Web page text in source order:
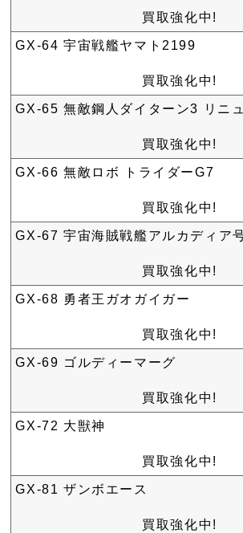
買取強化中!
GX-64 宇宙戦艦ヤマト2199
買取強化中!
GX-65 無敵鋼人ダイターン3 リニ
買取強化中!
GX-66 無敵ロボ トライダーG7
買取強化中!
GX-67 宇宙海賊戦艦アルカディア
買取強化中!
GX-68 勇者王ガオガイガー
買取強化中!
GX-69 ゴルディーマーグ
買取強化中!
GX-72 大獣神
買取強化中!
GX-81 ザンボエース
買取強化中!